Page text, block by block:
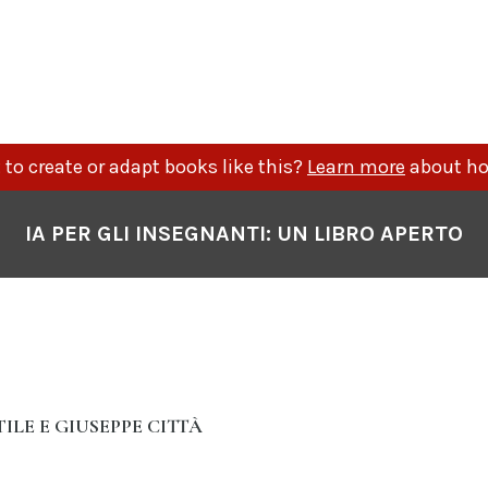
to create or adapt books like this? Learn more about
IA PER GLI INSEGNANTI: UN LIBRO APERTO
E GIUSEPPE CITTÀ